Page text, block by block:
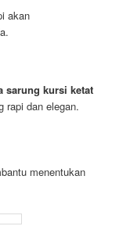
akan
sarung kursi ketat
rapi dan elegan.
menentukan